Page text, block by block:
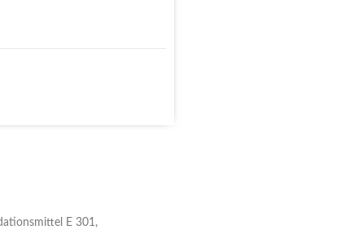
E 301,